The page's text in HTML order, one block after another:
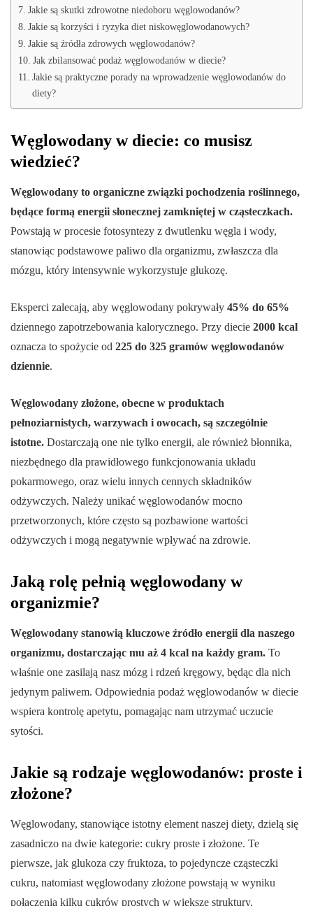
Jakie są skutki zdrowotne niedoboru węglowodanów?
Jakie są korzyści i ryzyka diet niskowęglowodanowych?
Jakie są źródła zdrowych węglowodanów?
Jak zbilansować podaż węglowodanów w diecie?
Jakie są praktyczne porady na wprowadzenie węglowodanów do
diety?
Węglowodany w diecie: co musisz
wiedzieć?
Węglowodany to organiczne związki pochodzenia roślinnego,
będące formą energii słonecznej zamkniętej w cząsteczkach.
Powstają w procesie fotosyntezy z dwutlenku węgla i wody,
stanowiąc podstawowe paliwo dla organizmu, zwłaszcza dla
mózgu, który intensywnie wykorzystuje glukozę.
Eksperci zalecają, aby węglowodany pokrywały 45% do 65%
dziennego zapotrzebowania kalorycznego. Przy diecie 2000 kcal
oznacza to spożycie od 225 do 325 gramów węglowodanów
dziennie.
Węglowodany złożone, obecne w produktach
pełnoziarnistych, warzywach i owocach, są szczególnie
istotne. Dostarczają one nie tylko energii, ale również błonnika,
niezbędnego dla prawidłowego funkcjonowania układu
pokarmowego, oraz wielu innych cennych składników
odżywczych. Należy unikać węglowodanów mocno
przetworzonych, które często są pozbawione wartości
odżywczych i mogą negatywnie wpływać na zdrowie.
Jaką rolę pełnią węglowodany w
organizmie?
Węglowodany stanowią kluczowe źródło energii dla naszego
organizmu, dostarczając mu aż 4 kcal na każdy gram. To
właśnie one zasilają nasz mózg i rdzeń kręgowy, będąc dla nich
jedynym paliwem. Odpowiednia podaż węglowodanów w diecie
wspiera kontrolę apetytu, pomagając nam utrzymać uczucie
sytości.
Jakie są rodzaje węglowodanów: proste i
złożone?
Węglowodany, stanowiące istotny element naszej diety, dzielą się
zasadniczo na dwie kategorie: cukry proste i złożone. Te
pierwsze, jak glukoza czy fruktoza, to pojedyncze cząsteczki
cukru, natomiast węglowodany złożone powstają w wyniku
połączenia kilku cukrów prostych w większe struktury.